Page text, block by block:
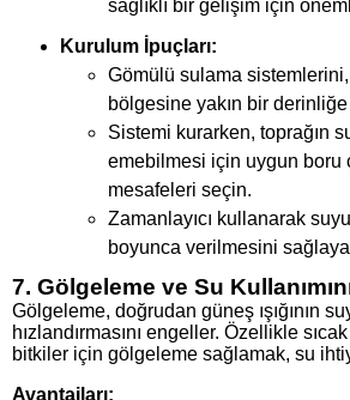
sağlıklı bir gelişim için
Kurulum İpuçları:
Gömülü sulama
bölgesine yakın bir
Sistemi kurarken, toprağın
emebilmesi için uygun boru
mesafeleri seçin.
Zamanlayıcı kullanarak
boyunca verilmesini
7. Gölgeleme ve Su
Gölgeleme, doğrudan güneş ışığının
hızlandırmasını engeller. Özellikle
bitkiler için gölgeleme sağlamak, su
Avantajları: